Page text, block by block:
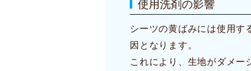
使用洗剤の影響
シーツの黄ばみには使用す
因となります。
これにより、生地がダメー